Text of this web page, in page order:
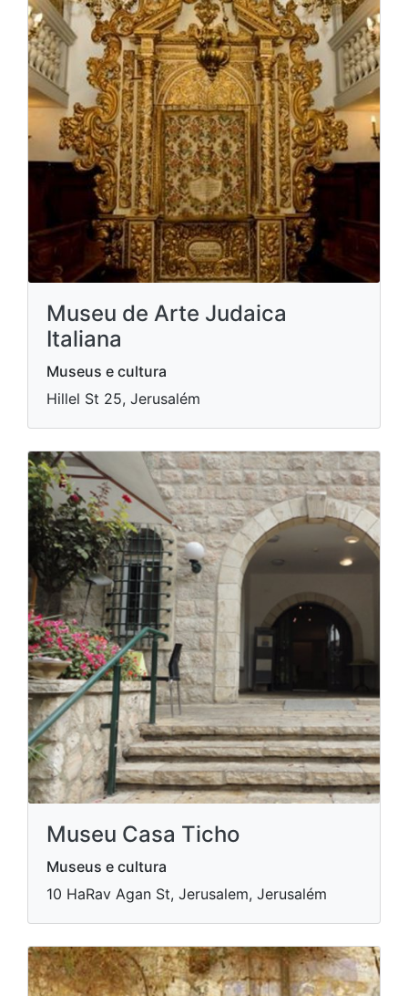
Museu de Arte Judaica
Italiana
Museus e cultura
Hillel St 25, Jerusalém
Museu Casa Ticho
Museus e cultura
10 HaRav Agan St, Jerusalem, Jerusalém